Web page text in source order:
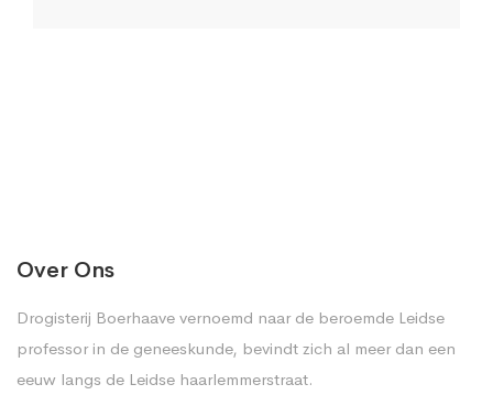
Over Ons
Drogisterij Boerhaave vernoemd naar de beroemde Leidse
professor in de geneeskunde, bevindt zich al meer dan een
eeuw langs de Leidse haarlemmerstraat.